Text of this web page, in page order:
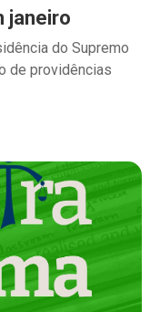
janeiro
do Supremo
de providências